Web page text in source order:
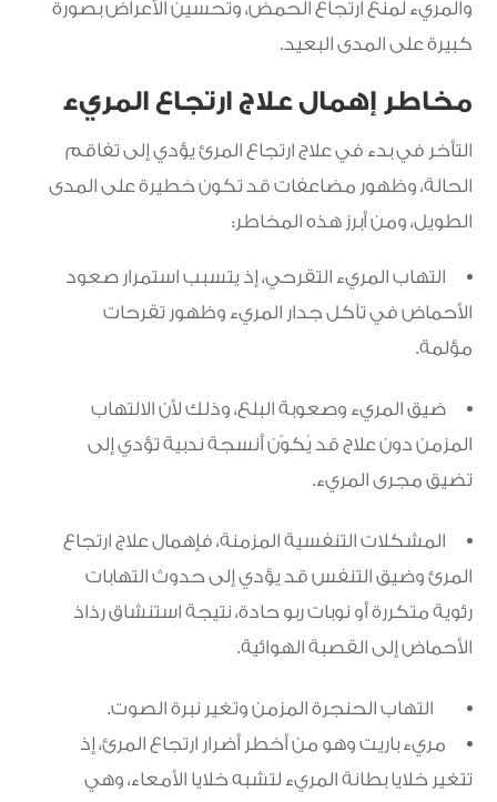
والمريء لمنع ارتجاع الحمض، وتحسين الأعراض بصورة
كبيرة على المدى البعيد.
مخاطر إهمال علاج ارتجاع المريء
التأخر في بدء في علاج ارتجاع المرئ يؤدي إلى تفاقم
الحالة، وظهور مضاعفات قد تكون خطيرة على المدى
الطويل، ومن أبرز هذه المخاطر:
التهاب المريء التقرحي، إذ يتسبب استمرار صعود
الأحماض في تآكل جدار المريء وظهور تقرحات
مؤلمة.
ضيق المريء وصعوبة البلع، وذلك لأن الالتهاب
المزمن دون علاج قد يُكوّن أنسجة ندبية تؤدي إلى
تضيق مجرى المريء.
المشكلات التنفسية المزمنة، فإهمال علاج ارتجاع
المرئ وضيق التنفس قد يؤدي إلى حدوث التهابات
رئوية متكررة أو نوبات ربو حادة، نتيجة استنشاق رذاذ
الأحماض إلى القصبة الهوائية.
التهاب الحنجرة المزمن وتغير نبرة الصوت.
مريء باريت وهو من أخطر أضرار ارتجاع المرئ، إذ
تتغير خلايا بطانة المريء لتشبه خلايا الأمعاء، وهي